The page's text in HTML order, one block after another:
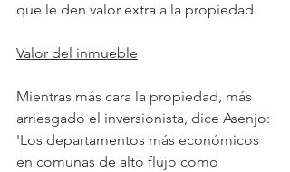
que le den valor extra a la propiedad.
Valor del inmueble
Mientras más cara la propiedad, más
arriesgado el inversionista, dice Asenjo:
'Los departamentos más económicos
en comunas de alto flujo como